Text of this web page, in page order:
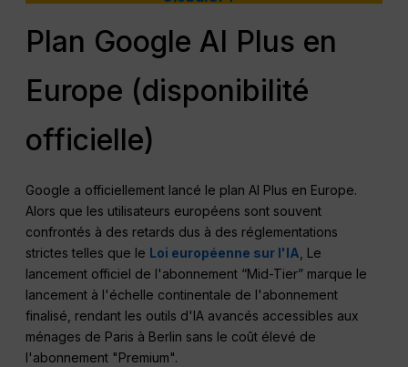
Plan Google AI Plus en
Europe (disponibilité
officielle)
Google a officiellement lancé le plan AI Plus en Europe.
Alors que les utilisateurs européens sont souvent
confrontés à des retards dus à des réglementations
strictes telles que le Loi européenne sur l'IA , Le
lancement officiel de l'abonnement “Mid-Tier” marque le
lancement à l'échelle continentale de l'abonnement
finalisé, rendant les outils d'IA avancés accessibles aux
ménages de Paris à Berlin sans le coût élevé de
l'abonnement "Premium".